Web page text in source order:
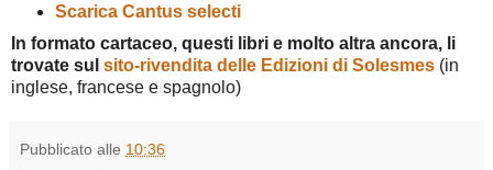
Scarica Cantus selecti
In formato cartaceo, questi libri e molto altra ancora, li
trovate sul sito-rivendita delle Edizioni di Solesmes (in
inglese, francese e spagnolo)
Pubblicato alle 10:36